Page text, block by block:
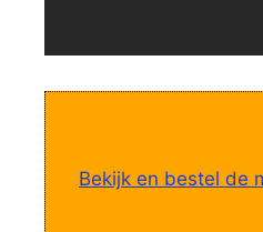
Bekijk en bestel de